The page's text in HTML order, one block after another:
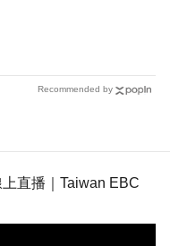
Recommended by
直播｜Taiwan EBC